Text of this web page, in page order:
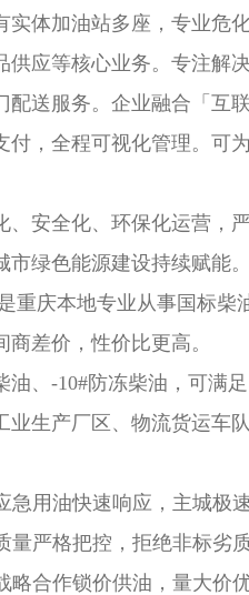
实体加油站多座，专业危
供应等核心业务。专注解
配送服务。企业融合「互
付，全程可视化管理。可
、安全化、环保化运营，
市绿色能源建设持续赋能
重庆本地专业从事国标
差价，性价比更高。
油、-10#防冻柴油，可满
业生产厂区、物流货运车
急用油快速响应，主城极
量严格把控，拒绝非标劣
略合作锁价供油，量大价